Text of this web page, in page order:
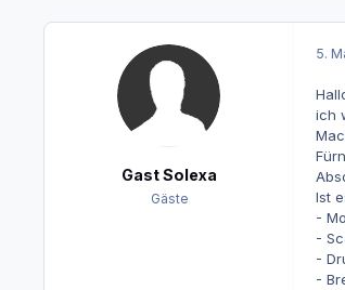
Gast Solexa
Gäste
5.
ich
Ist
-
-
-
-